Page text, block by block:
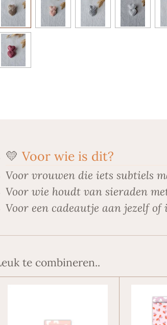
💛 Voor wie is dit?
Voor vrouwen die iets subtiels
Voor wie houdt van sieraden
Voor een cadeautje aan jezelf of
te combineren..